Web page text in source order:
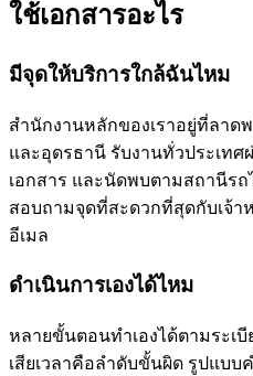
ใช้เอกสารอะไร
มีจุดให้บริการใกล้ฉันไหม
สำนักงานหลักของเราอยู่ที่ลาด
และอุดรธานี รับงานทั่วประเท
เอกสาร และนัดพบตามสถานีรถ
สอบถามจุดที่สะดวกที่สุดกับเจ้
อีเมล
ดำเนินการเองได้ไหม
หลายขั้นตอนทำเองได้ตามระเ
เสียเวลาคือลำดับขั้นผิด รูปแบ